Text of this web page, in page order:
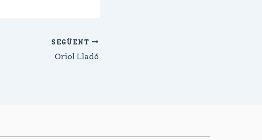
SEGÜENT
Oriol Lladó